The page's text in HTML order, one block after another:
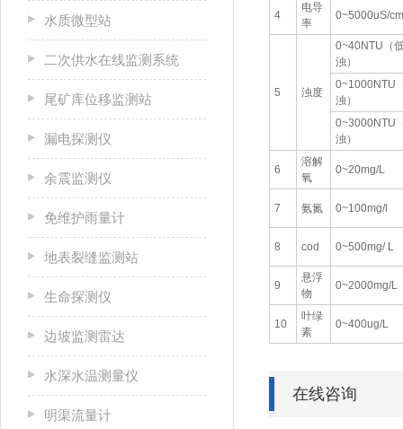
水质微型站
二次供水在线监测系统
尾矿库位移监测站
漏电探测仪
余震监测仪
免维护雨量计
地表裂缝监测站
生命探测仪
边坡监测雷达
水深水温测量仪
明渠流量计
4
电导
率
0~5000uS/cm
5 浊度
0~40NTU（
浊）
0~1000NTU
浊）
0~3000NTU
浊）
6
溶解
氧
0~20mg/L
7 氨氮 0~100mg/l
8 cod 0~500mg/ L
9
悬浮
物
0~2000mg/L
10
叶绿
素
0~400ug/L
在线咨询